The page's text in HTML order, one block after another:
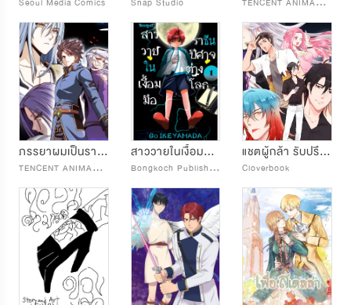
ภรรยาผมเป็นราชินีปิศาจ
T
ENCENT ANIMATION & COMICS
สาววายในเงื้อมมือราชันปีศาจต่างโลก
B
ongkoch Publishing
แชตผู้กล้า รับปรึกษาปัญหาจอมมาร
Cloverbook